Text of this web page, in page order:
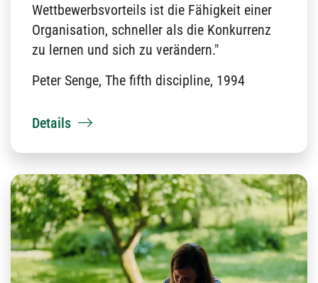
Wettbewerbsvorteils ist die Fähigkeit einer
Organisation, schneller als die Konkurrenz
zu lernen und sich zu verändern."
Peter Senge, The fifth discipline, 1994
Details